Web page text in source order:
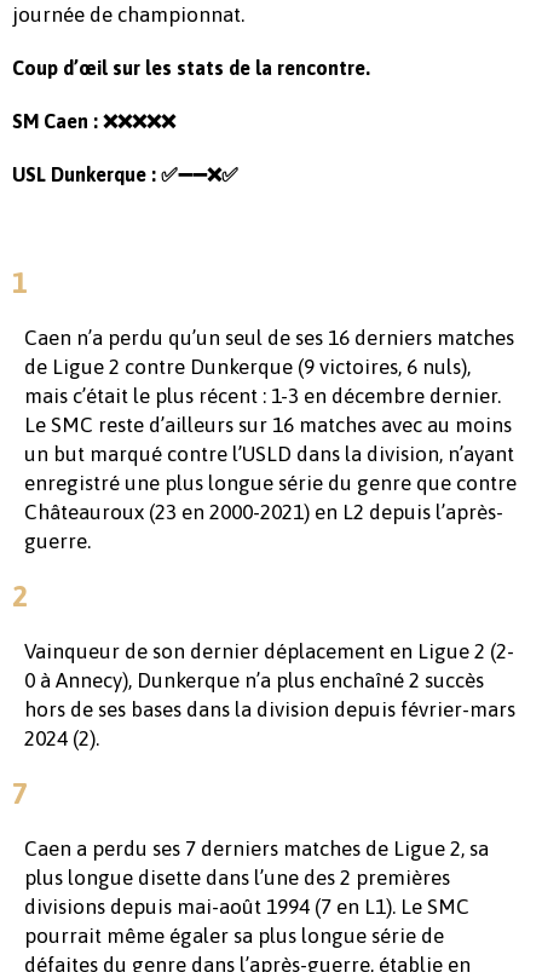
journée de championnat.
Coup d’œil sur les stats de la rencontre.
SM Caen : ❌❌❌❌❌
USL Dunkerque : ✅➖➖❌✅
1
Caen n’a perdu qu’un seul de ses 16 derniers matches
de Ligue 2 contre Dunkerque (9 victoires, 6 nuls),
mais c’était le plus récent : 1-3 en décembre dernier.
Le SMC reste d’ailleurs sur 16 matches avec au moins
un but marqué contre l’USLD dans la division, n’ayant
enregistré une plus longue série du genre que contre
Châteauroux (23 en 2000-2021) en L2 depuis l’après-
guerre.
2
Vainqueur de son dernier déplacement en Ligue 2 (2-
0 à Annecy), Dunkerque n’a plus enchaîné 2 succès
hors de ses bases dans la division depuis février-mars
2024 (2).
7
Caen a perdu ses 7 derniers matches de Ligue 2, sa
plus longue disette dans l’une des 2 premières
divisions depuis mai-août 1994 (7 en L1). Le SMC
pourrait même égaler sa plus longue série de
défaites du genre dans l’après-guerre, établie en